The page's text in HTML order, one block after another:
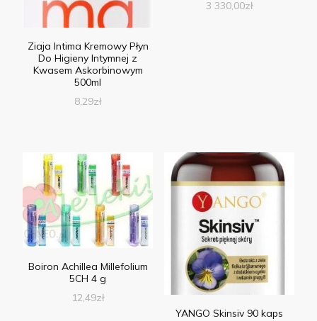
Ziaja Intima Kremowy Płyn
Do Higieny Intymnej z
Kwasem Askorbinowym
500ml
8,29zł
3 330,00zł
Boiron Achillea Millefolium
5CH 4 g
12,49zł
YANGO Skinsiv 90 kaps